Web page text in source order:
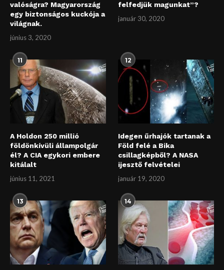
valóságra? Magyarország
egy biztonságos kuckója a
világnak.
június 3, 2020
felfedjük magunkat”?
január 30, 2020
11
A Holdon 250 millió
földönkívüli állampolgár
él? A CIA egykori embere
kitálalt
június 11, 2021
12
Idegen űrhajók tartanak a
Föld felé a Bika
csillagképből? A NASA
ijesztő felvételei
január 19, 2020
13 14